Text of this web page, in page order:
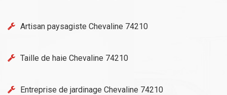
Artisan paysagiste Chevaline 74210
Taille de haie Chevaline 74210
Entreprise de jardinage Chevaline 74210